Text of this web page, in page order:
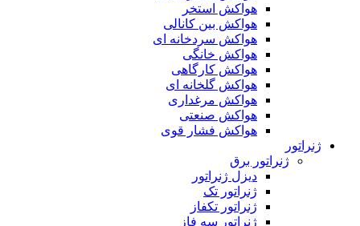
هواکش استخر
هواکش بین کانالی
هواکش سردخانه ای
هواکش خانگی
هواکش کارگاهی
هواکش گلخانه ای
هواکش مرغداری
هواکش صنعتی
هواکش فشار قوی
ژنراتور
ژنراتور برق
دیزل ژنراتور
ژنراتور تک
ژنراتور تکفاز
ژنراتور سه فاز